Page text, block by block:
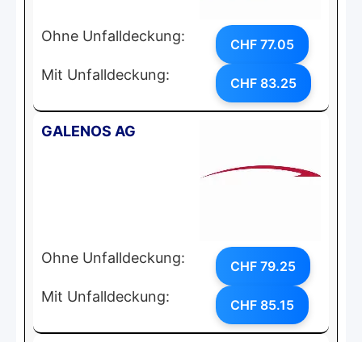
Ohne Unfalldeckung: CHF 77.05
Mit Unfalldeckung: CHF 83.25
GALENOS AG
Ohne Unfalldeckung: CHF 79.25
Mit Unfalldeckung: CHF 85.15